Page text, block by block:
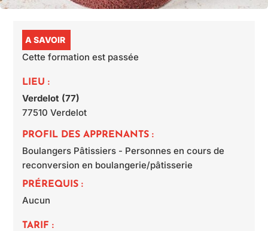
A SAVOIR
Cette formation est passée
LIEU :
Verdelot (77)
77510 Verdelot
PROFIL DES APPRENANTS :
Boulangers Pâtissiers - Personnes en cours de
reconversion en boulangerie/pâtisserie
PRÉREQUIS :
Aucun
TARIF :